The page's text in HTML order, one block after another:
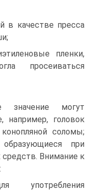
в качестве пресса
пленки,
просеиваться
значение могут
головок
соломы;
при
средств. Внимание к
употребления